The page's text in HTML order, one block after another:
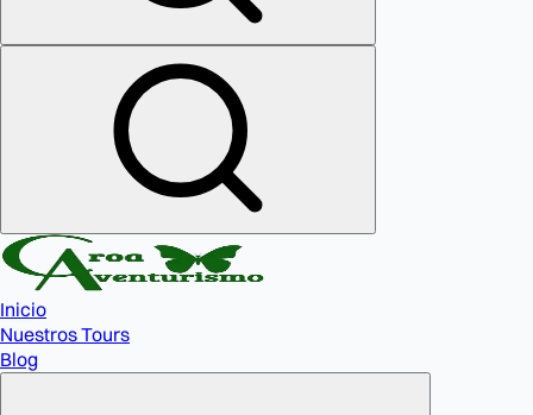
Inicio
Nuestros Tours
Blog